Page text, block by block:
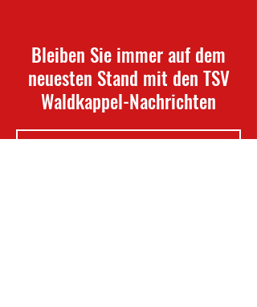
Bleiben Sie immer auf dem
neuesten Stand mit den TSV
Waldkappel-Nachrichten